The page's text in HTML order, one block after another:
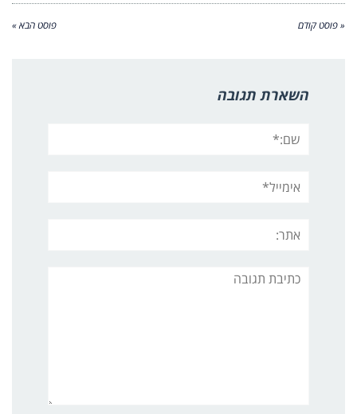
« פוסט קודם פוסט הבא »
השארת תגובה
תגובה